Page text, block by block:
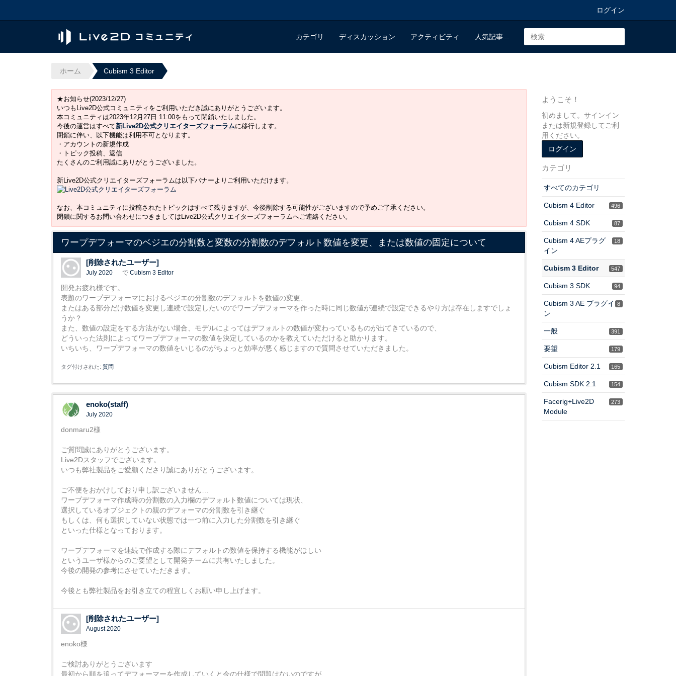
ログイン
カテゴリ ディスカッション アクティビティ 人気記事...
ホーム Cubism 3 Editor
★お知らせ(2023/12/27)
いつもLive2D公式コミュニティをご利用いただき誠にありがとうございます。
本コミュニティは2023年12月27日 11:00をもって閉鎖いたしました。
今後の運営はすべて新Live2D公式クリエイターズフォーラムに移行します。
閉鎖に伴い、以下機能は利用不可となります。
・アカウントの新規作成
・トピック投稿、返信
たくさんのご利用誠にありがとうございました。
新Live2D公式クリエイターズフォーラムは以下バナーよりご利用いただけます。
なお、本コミュニティに投稿されたトピックはすべて残りますが、今後削除する可能性がございますので予めご了承ください。
閉鎖に関するお問い合わせにつきましてはLive2D公式クリエイターズフォーラムへご連絡ください。
ワープデフォーマのベジエの分割数と変数の分割数のデフォルト数値を変更、または数値の固定について
[削除されたユーザー]
July 2020 で Cubism 3 Editor
開発お疲れ様です。
表題のワープデフォーマにおけるベジエの分割数のデフォルトを数値の変更、
またはある部分だけ数値を変更し連続で設定したいのでワープデフォーマを作った時に同じ数値が連続で設定できるやり方は存在しますでしょ
うか？
また、数値の設定をする方法がない場合、モデルによってはデフォルトの数値が変わっているものが出てきているので、
どういった法則によってワープデフォーマの数値を決定しているのかを教えていただけると助かります。
いちいち、ワープデフォーマの数値をいじるのがちょっと効率が悪く感じますので質問させていただきました。
タグ付けされた: 質問
enoko(staff)
July 2020
donmaru2様
ご質問誠にありがとうございます。
Live2Dスタッフでございます。
いつも弊社製品をご愛顧くださり誠にありがとうございます。
ご不便をおかけしており申し訳ございません…
ワープデフォーマ作成時の分割数の入力欄のデフォルト数値については現状、
選択しているオブジェクトの親のデフォーマの分割数を引き継ぐ
もしくは、何も選択していない状態では一つ前に入力した分割数を引き継ぐ
といった仕様となっております。
ワープデフォーマを連続で作成する際にデフォルトの数値を保持する機能がほしい
というユーザ様からのご要望として開発チームに共有いたしました。
今後の開発の参考にさせていただきます。
今後とも弊社製品をお引き立ての程宜しくお願い申し上げます。
[削除されたユーザー]
August 2020
enoko様
ご検討ありがとうございます
最初から順を追ってデフォーマーを作成していくと今の仕様で問題はないのですが、
ようこそ！
初めまして。サインイン
または新規登録してご利
用ください。
ログイン
カテゴリ
すべてのカテゴリ
496
Cubism 4 Editor
87
Cubism 4 SDK
18
Cubism 4 AEプラグ
イン
547
Cubism 3 Editor
94
Cubism 3 SDK
8
Cubism 3 AE プラグイ
ン
391
一般
179
要望
165
Cubism Editor 2.1
154
Cubism SDK 2.1
273
Facerig+Live2D
Module